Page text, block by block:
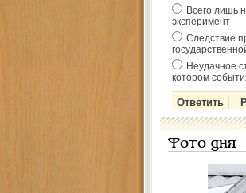
Всего лишь
эксперимент
Следствие
Неудачное
котором
Фото дня